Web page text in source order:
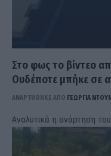
Στο φως το βίντεο
Ουδέποτε μπήκε σε
ΑΝΑΡΤΗΘΗΚΕ ΑΠΟ ΓΕΩΡΓΊΑ
Αναλυτικά η ανάρτηση